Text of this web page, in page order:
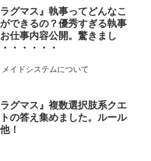
ラグマス』執事ってどんなこ
できるの？優秀すぎる執事
仕事内容公開。驚きまし
・・・・・
イドシステムについて
ラグマス』複数選択肢系クエ
の答え集めました。ルール
！